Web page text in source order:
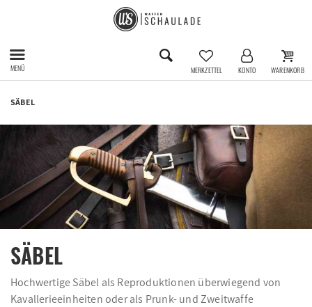
MENÜ MERKZETTEL KONTO WARENKORB
SÄBEL
SÄBEL
Hochwertige Säbel als Reproduktionen überwiegend von
Kavallerieeinheiten oder als Prunk- und Zweitwaffe